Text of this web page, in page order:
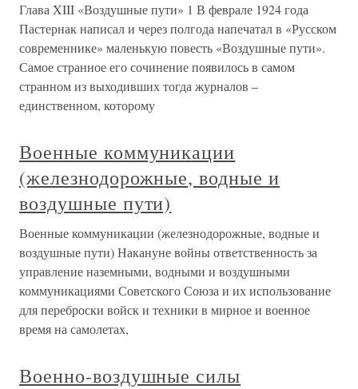
Глава XIII «Воздушные пути» 1 В феврале 1924 года
Пастернак написал и через полгода напечатал в «Русском
современнике» маленькую повесть «Воздушные пути».
Самое странное его сочинение появилось в самом
странном из выходивших тогда журналов –
единственном, которому
Военные коммуникации
(железнодорожные, водные и
воздушные пути)
Военные коммуникации (железнодорожные, водные и
воздушные пути) Накануне войны ответственность за
управление наземными, водными и воздушными
коммуникациями Советского Союза и их использование
для переброски войск и техники в мирное и военное
время на самолетах,
Военно-воздушные силы